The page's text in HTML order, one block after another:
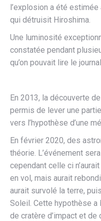
l’explosion a été
qui détruisit Hiroshima.
Une luminosité
constatée pendant
qu’on pouvait lire le
En 2013, la découverte
permis de lever une
vers l’hypothèse d’une
En février 2020, des
théorie. L’événement
cependant celle ci
en vol, mais aurait
aurait survolé la terre,
Soleil. Cette hypothèse a
de cratère d’impact et de